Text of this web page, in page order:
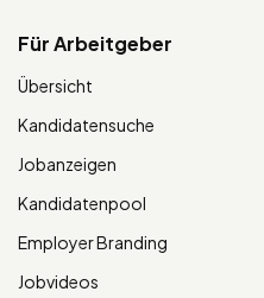
Für Arbeitgeber
Übersicht
Kandidatensuche
Jobanzeigen
Kandidatenpool
Employer Branding
Jobvideos